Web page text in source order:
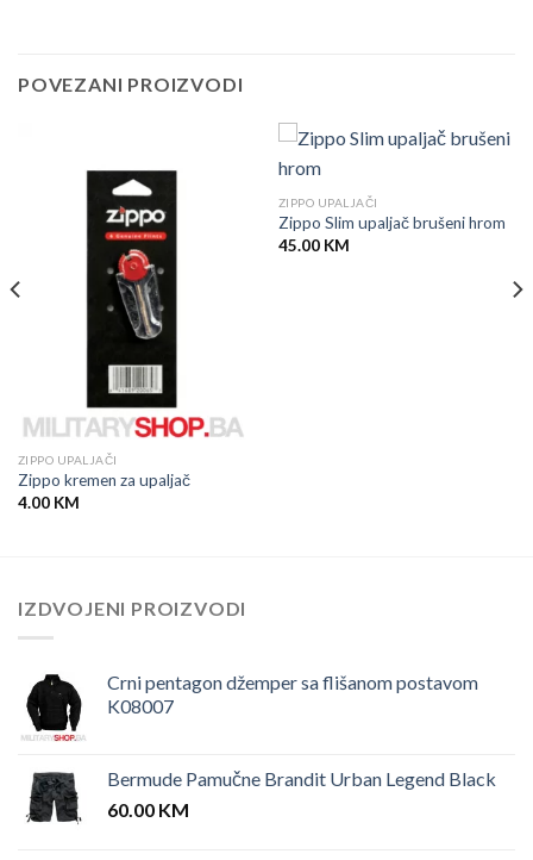
POVEZANI PROIZVODI
ZIPPO UPALJAČI
Zippo kremen za upaljač
4.00 KM
ZIPPO UPALJAČI
Zippo Slim upaljač brušeni hrom
45.00 KM
IZDVOJENI PROIZVODI
Crni pentagon džemper sa flišanom postavom
K08007
Bermude Pamučne Brandit Urban Legend Black
60.00 KM